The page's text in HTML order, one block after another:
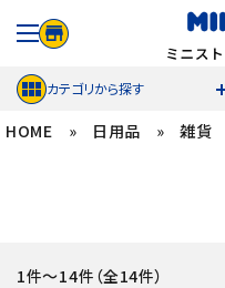
カテゴリから探す
ACCOUNT MENU
セール商品
HOME » 日用品 » 雑貨
1件～14件（全14件）